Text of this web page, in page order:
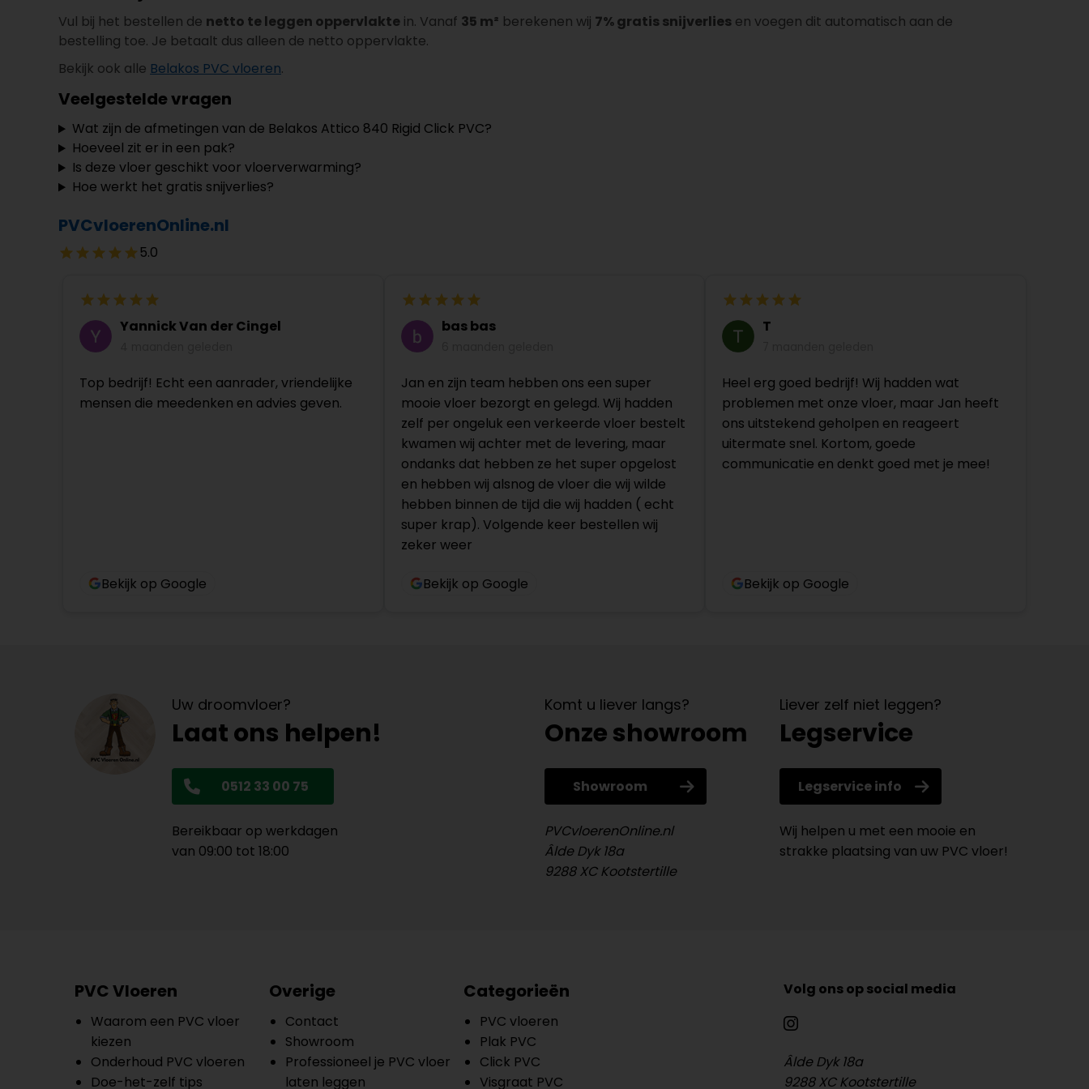
Vul bij het bestellen de netto te leggen oppervlakte in. Vanaf 35 m² berekenen wij 7% gratis snijverlies en voegen dit automatisch aan de
bestelling toe. Je betaalt dus alleen de netto oppervlakte.
Bekijk ook alle Belakos PVC vloeren.
Veelgestelde vragen
Wat zijn de afmetingen van de Belakos Attico 840 Rigid Click PVC?
Hoeveel zit er in een pak?
Is deze vloer geschikt voor vloerverwarming?
Hoe werkt het gratis snijverlies?
PVCvloerenOnline.nl
5.0
Yannick Van der Cingel
Top bedrijf! Echt een aanrader, vriendelijke
mensen die meedenken en advies geven.
Bekijk op Google
bas bas
Jan en zijn team hebben ons een super
mooie vloer bezorgt en gelegd. Wij hadden
zelf per ongeluk een verkeerde vloer bestelt
kwamen wij achter met de levering, maar
ondanks dat hebben ze het super opgelost
en hebben wij alsnog de vloer die wij wilde
hebben binnen de tijd die wij hadden ( echt
super krap). Volgende keer bestellen wij
zeker weer
Bekijk op Google
T
Heel erg goed bedrijf! Wij hadden wat
problemen met onze vloer, maar Jan heeft
ons uitstekend geholpen en reageert
uitermate snel. Kortom, goede
communicatie en denkt goed met je mee!
Bekijk op Google
Uw droomvloer?
Laat ons helpen!
0512 33 00 75
Bereikbaar op werkdagen
van 09:00 tot 18:00
Komt u liever langs?
Onze showroom
Showroom
PVCvloerenOnline.nl
Âlde Dyk 18a
9288 XC Kootstertille
Liever zelf niet leggen?
Legservice
Legservice info
Wij helpen u met een mooie en
strakke plaatsing van uw PVC vloer!
PVC Vloeren
Waarom een PVC vloer
kiezen
Onderhoud PVC vloeren
Doe-het-zelf tips
Overige
Contact
Showroom
Professioneel je PVC vloer
laten leggen
Categorieën
PVC vloeren
Plak PVC
Click PVC
Visgraat PVC
Volg ons op social media
Âlde Dyk 18a
9288 XC Kootstertille